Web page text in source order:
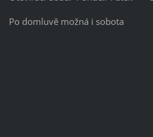
Po domluvě možná i sobota